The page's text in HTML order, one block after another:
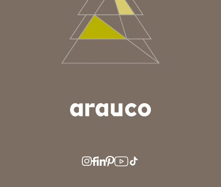
AUS/NZ
COLOMBIA